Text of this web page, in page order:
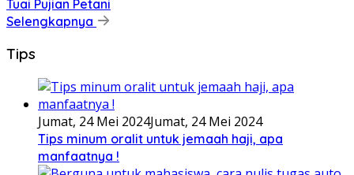
Tuai Pujian Petani
Selengkapnya
Tips
Jumat, 24 Mei 2024Jumat, 24 Mei 2024
Tips minum oralit untuk jemaah haji, apa
manfaatnya !